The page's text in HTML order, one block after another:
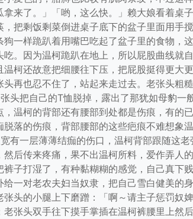
来了。」「哟，这么快。」赖大娘看着桌
把剩饭剩菜倒进桌子底下的盆子里面用手
一样跪趴着用嘴巴吃起了盆子里的食物，
。因为温柯跪趴在地上，所以屁股曲线就
柯还故意把细腰往下压，把屁股挺得更大
再也忍不住了，站起来走过去。老张头粗
头把自己的T恤脱掉，露出了那犹如母豹一
温柯的背部还有腰部到处都是伤痕，有的
落的伤痕，背部腰部的这些疤痕不难想象
有一层薄薄结痂的伤口，温柯背部跟随这
后传来疼痛，果不出温柯所料，爱作弄人
子打湿了，有种黏糊糊的感觉，自己真下
一对老农夫妇当奴隶，把自己雪白健美的
头的小腿上下磨蹭：「啊～请主子惩罚奴
张头双手往下摸手掌插在温柯裤腰里上然